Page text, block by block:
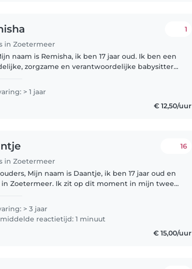
in Zoetermeer
1
naam is Remisha, ik ben 17 jaar oud. Ik ben een
zorgzame en verantwoordelijke babysitter
spelletjes,..
> 1 jaar
€ 12,50/uur
in Zoetermeer
16
Daantje, ik ben 17 jaar oud en
Zoetermeer. Ik zit op dit moment in mijn tweede
afdeling...
> 3 jaar
reactietijd: 1 minuut
€ 15,00/uur